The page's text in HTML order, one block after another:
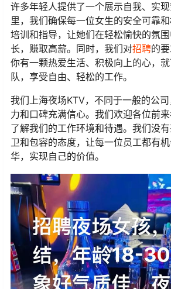
许多年轻人提供了一个展示自我、实
里，我们确保每一位女生的安全可靠
培训和指导，让她们在轻松愉快的氛
长，赚取高薪。同时，我们对招聘的
你有一颗热爱生活、积极向上的心，
队，享受自由、轻松的工作。
我们上海夜场KTV，不同于一般的公
力和口碑充满信心。我们欢迎各位前
了解我们的工作环境和待遇。我们没
卫和包容的态度，让每一位员工都有
华，实现自己的价值。